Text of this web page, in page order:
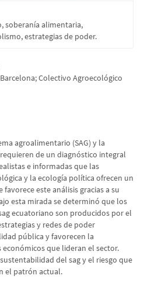
soberanía alimentaria,
estrategias de poder.
Colectivo Agroecológico
agroalimentario (SAG) y la
de un diagnóstico integral
e informadas que las
y la ecología política ofrecen un
este análisis gracias a su
esta mirada se determinó que los
ecuatoriano son producidos por el
y redes de poder
pública y favorecen la
que lideran el sector.
del sag y el riesgo que
el patrón actual.